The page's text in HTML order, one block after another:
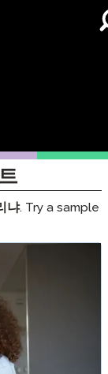
냐. Try a sample